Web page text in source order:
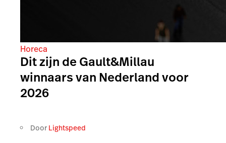
Horeca
Dit zijn de Gault&Millau
winnaars van Nederland voor
2026
Door Lightspeed